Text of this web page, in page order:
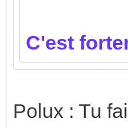
C'est
Polux : Tu